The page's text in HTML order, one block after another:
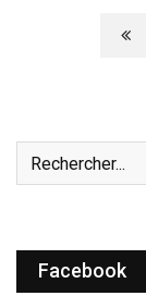
Facebook